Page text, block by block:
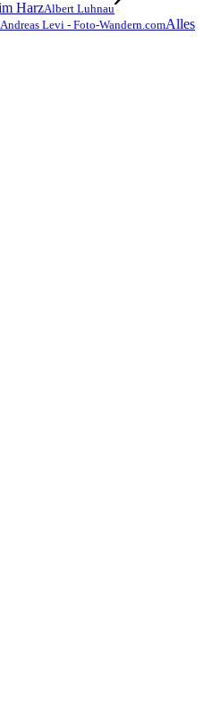
Albert Luhnau
Andreas Levi - Foto-Wandern.comAlles